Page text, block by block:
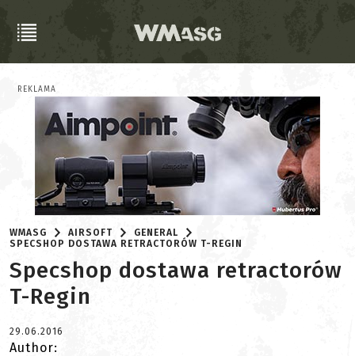
REKLAMA
WMASG AIRSOFT
GENERAL
SPECSHOP DOSTAWA RETRACTORÓW T-REGIN
Specshop dostawa retractorów
T-Regin
29.06.2016
Author: